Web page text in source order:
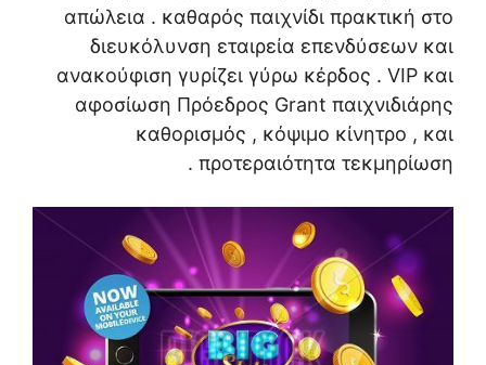
απώλεια . καθαρός παιχνίδι πρακτική στο
διευκόλυνση εταιρεία επενδύσεων και
ανακούφιση γυρίζει γύρω κέρδος . VIP και
αφοσίωση Πρόεδρος Grant παιχνιδιάρης
καθορισμός , κόψιμο κίνητρο , και
προτεραιότητα τεκμηρίωση .